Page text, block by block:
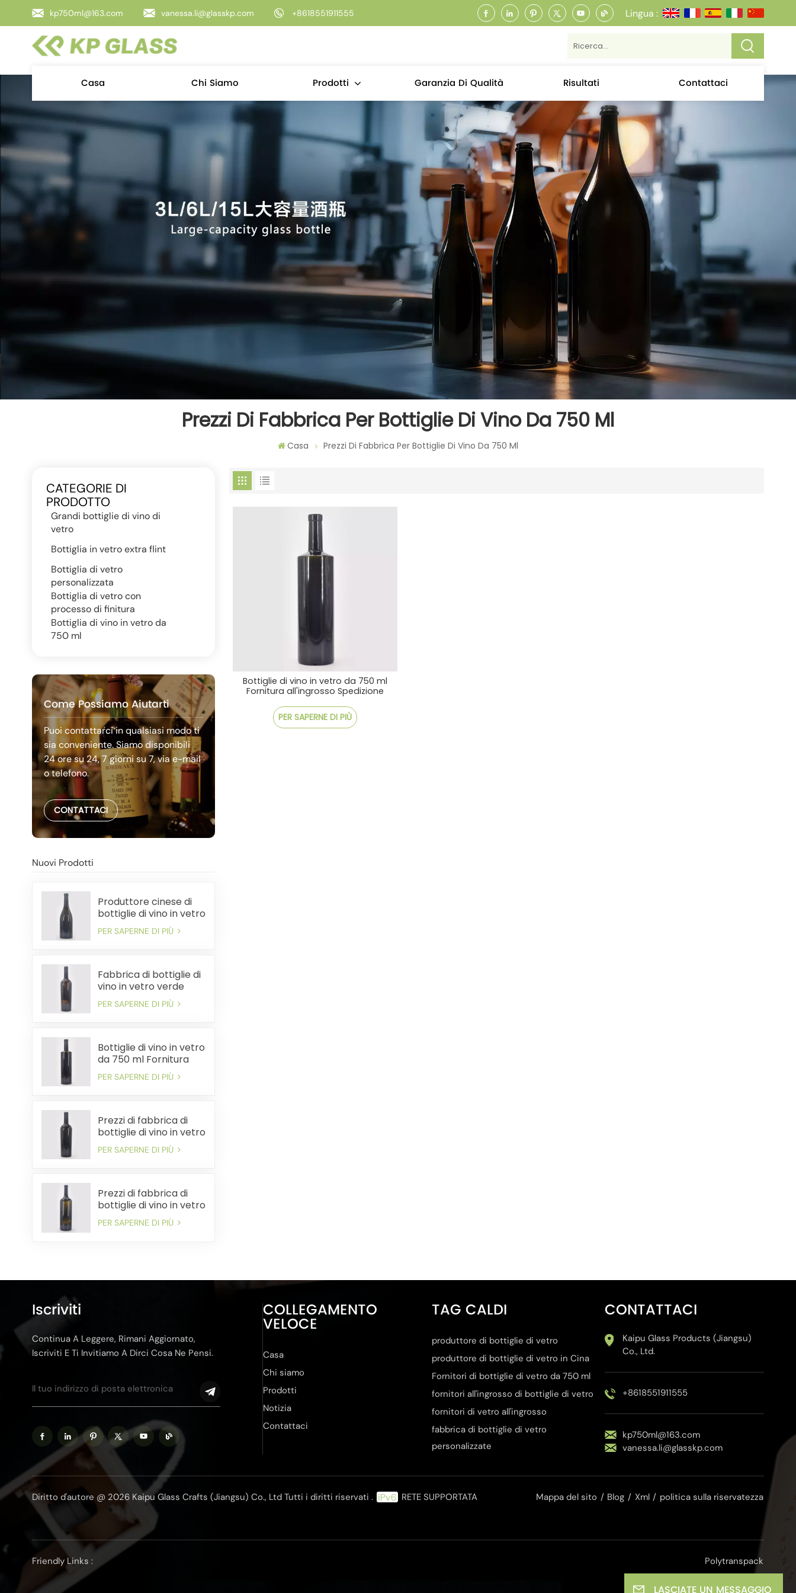
kp750ml@163.com vanessa.li@glasskp.com +8618551911555 Lingua :
Casa Chi Siamo Prodotti Garanzia Di Qualità Risultati Contattaci
Prezzi Di Fabbrica Per Bottiglie Di Vino Da 750 Ml
Casa Prezzi Di Fabbrica Per Bottiglie Di Vino Da 750 Ml
CATEGORIE DI
PRODOTTO
Grandi bottiglie di vino di
vetro
Bottiglia in vetro extra flint
Bottiglia di vetro
personalizzata
Bottiglia di vetro con
processo di finitura
Bottiglia di vino in vetro da
750 ml
Come Possiamo Aiutarti
Puoi contattarci in qualsiasi modo ti
sia conveniente. Siamo disponibili
24 ore su 24, 7 giorni su 7, via e-mail
o telefono.
CONTATTACI
Nuovi Prodotti
Produttore cinese di
bottiglie di vino in vetro
pesante da 750 ml
PER SAPERNE DI PIÙ
Fabbrica di bottiglie di
vino in vetro verde
antico premium da
750 ml
PER SAPERNE DI PIÙ
Bottiglie di vino in vetro
da 750 ml Fornitura
all'ingrosso Spedizione
veloce conveniente
PER SAPERNE DI PIÙ
Prezzi di fabbrica di
bottiglie di vino in vetro
da 750 ml all'ingrosso
Spedizione rapida
PER SAPERNE DI PIÙ
Prezzi di fabbrica di
bottiglie di vino in vetro
di grandi dimensioni
sfuse. Consegna
PER SAPERNE DI PIÙ
Bottiglie di vino in vetro da 750 ml
Fornitura all'ingrosso Spedizione
PER SAPERNE DI PIÙ
Iscriviti
Continua A Leggere, Rimani Aggiornato,
Iscriviti E Ti Invitiamo A Dirci Cosa Ne Pensi.
COLLEGAMENTO
VELOCE
Casa
Chi siamo
Prodotti
Notizia
Contattaci
TAG CALDI
produttore di bottiglie di vetro
produttore di bottiglie di vetro in Cina
Fornitori di bottiglie di vetro da 750 ml
fornitori all'ingrosso di bottiglie di vetro
fornitori di vetro all'ingrosso
fabbrica di bottiglie di vetro
personalizzate
CONTATTACI
Kaipu Glass Products (Jiangsu)
Co., Ltd.
+8618551911555
kp750ml@163.com
vanessa.li@glasskp.com
Diritto d'autore @ 2026 Kaipu Glass Crafts (Jiangsu) Co., Ltd Tutti i diritti riservati . RETE SUPPORTATA Mappa del sito / Blog / Xml / politica sulla riservatezza
Friendly Links : Polytranspack